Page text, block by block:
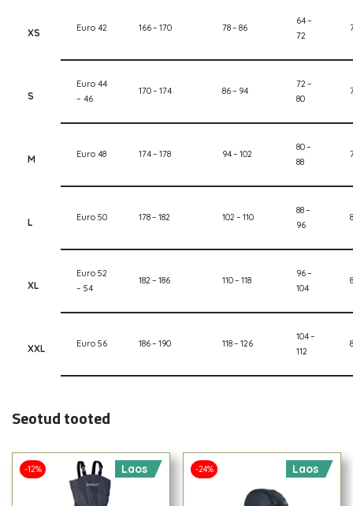
XS Euro 42 166 – 170 78 – 86
64 –
72
S
Euro 44
– 46
170 – 174 86 – 94
72 –
80
M Euro 48 174 – 178 94 – 102
80 –
88
L Euro 50 178 – 182 102 – 110
88 –
96
XL
Euro 52
– 54
182 – 186 110 – 118
96 –
104
XXL Euro 56 186 – 190 118 – 126
104 –
112
Seotud tooted
-12% Laos -24% Laos